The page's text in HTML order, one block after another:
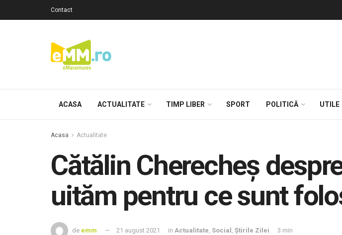
Contact
ACASA ACTUALITATE TIMP LIBER SPORT POLITICĂ UTILE
Acasa Actualitate
Cătălin Cherecheș
uităm pentru ce sunt
de emm 21 august 2021 in Actualitate, Social , Știrile Zilei 3 min